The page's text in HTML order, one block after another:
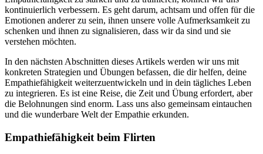
kontinuierlich verbessern. Es geht darum, achtsam und offen für die
Emotionen anderer zu sein, ihnen unsere volle Aufmerksamkeit zu
schenken und ihnen zu signalisieren, dass wir da sind und sie
verstehen möchten.
In den nächsten Abschnitten dieses Artikels werden wir uns mit
konkreten Strategien und Übungen befassen, die dir helfen, deine
Empathiefähigkeit weiterzuentwickeln und in dein tägliches Leben
zu integrieren. Es ist eine Reise, die Zeit und Übung erfordert, aber
die Belohnungen sind enorm. Lass uns also gemeinsam eintauchen
und die wunderbare Welt der Empathie erkunden.
Empathiefähigkeit beim Flirten